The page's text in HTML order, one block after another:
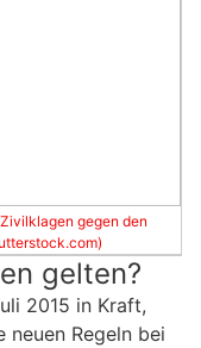
gegen den
gelten?
2015 in Kraft,
Regeln bei